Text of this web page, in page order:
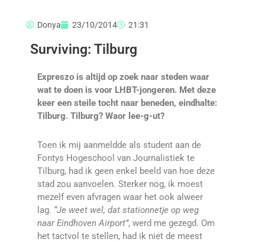
Donya 23/10/2014 21:31
Surviving: Tilburg
Expreszo is altijd op zoek naar steden waar
wat te doen is voor LHBT-jongeren. Met deze
keer een steile tocht naar beneden, eindhalte:
Tilburg. Tilburg? Waor lee-g-ut?
Toen ik mij aanmeldde als student aan de
Fontys Hogeschool van Journalistiek te
Tilburg, had ik geen enkel beeld van hoe deze
stad zou aanvoelen. Sterker nog, ik moest
mezelf even afvragen waar het ook alweer
lag. “Je weet wel, dat stationnetje op weg
naar Eindhoven Airport”, werd me gezegd. Om
het tactvol te stellen, had ik niet de meest